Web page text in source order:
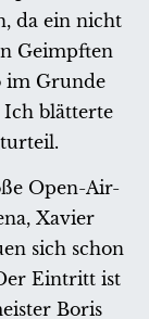
da ein nicht
Geimpften
im Grunde
Ich blätterte
Open-Air-
Xavier
sich schon
Eintritt ist
Boris